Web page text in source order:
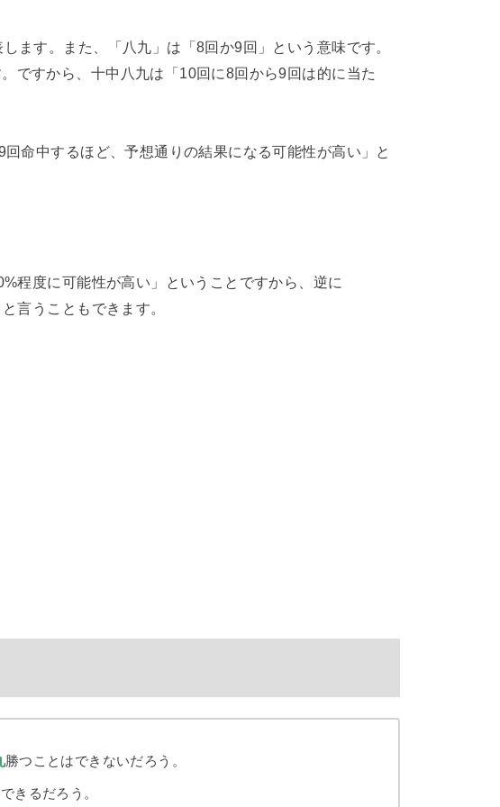
ます。また、「八九」は「8回か9回」という意味です。
ですから、十中八九は「10回に8回から9回は的に当た
命中するほど、予想通りの結果になる可能性が高い」と
程度に可能性が高い」ということですから、逆に
言うこともできます。
勝つことはできないだろう。
きるだろう。